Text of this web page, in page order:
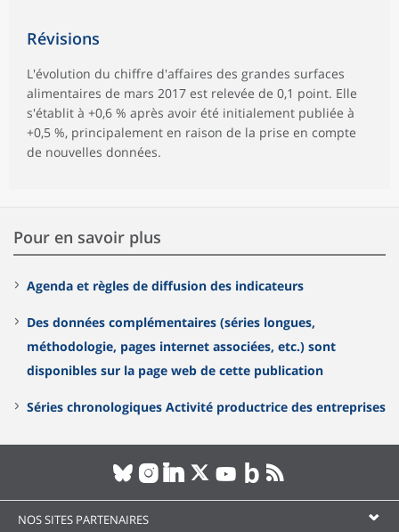
Révisions
L'évolution du chiffre d'affaires des grandes surfaces
alimentaires de mars 2017 est relevée de 0,1 point. Elle
s'établit à +0,6 % après avoir été initialement publiée à
+0,5 %, principalement en raison de la prise en compte
de nouvelles données.
Pour en savoir plus
Agenda et règles de diffusion des indicateurs
Des données complémentaires (séries longues,
méthodologie, pages internet associées, etc.) sont
disponibles sur la page web de cette publication
Séries chronologiques Activité productrice des entreprises
NOS SITES PARTENAIRES